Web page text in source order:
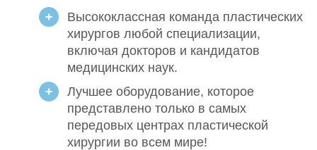
Высококлассная команда пластических
хирургов любой специализации,
включая докторов и кандидатов
медицинских наук.
Лучшее оборудование, которое
представлено только в самых
передовых центрах пластической
хирургии во всем мире!